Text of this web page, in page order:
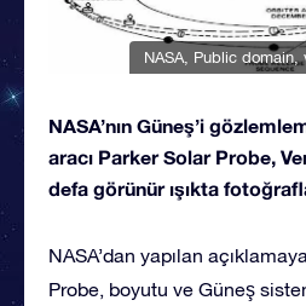
NASA , Public
NASA’nın Güneş’i
aracı Parker Solar Probe,
defa görünür ışıkta
NASA’dan yapılan
Probe, boyutu ve Güneş